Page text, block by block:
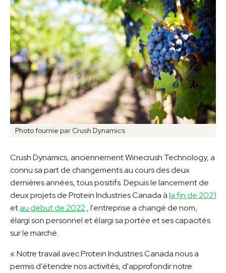
Photo fournie par Crush Dynamics
Crush Dynamics, anciennement Winecrush Technology, a
connu sa part de changements au cours des deux
dernières années, tous positifs. Depuis le lancement de
deux projets de Protein Industries Canada àla fin de 2021
etau début de 2022, l'entreprise a changé de nom,
élargi son personnel et élargi sa portée et ses capacités
sur le marché.
« Notre travail avec Protein Industries Canada nous a
permis d'étendre nos activités, d'approfondir notre